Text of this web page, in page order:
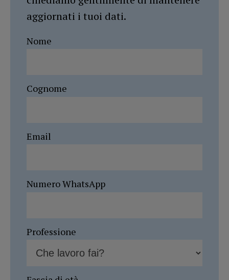
aggiornati i tuoi dati.
Nome
Cognome
Email
Numero WhatsApp
Professione